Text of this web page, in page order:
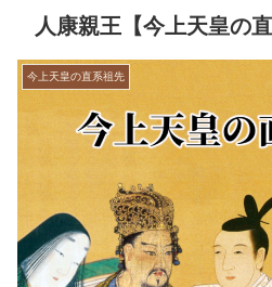
人康親王【今上天皇の直
今上天皇の直系祖先